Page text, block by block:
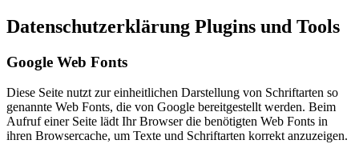
Datenschutzerklärung Plugins und Tools
Google Web Fonts
Diese Seite nutzt zur einheitlichen Darstellung von Schriftarten so
genannte Web Fonts, die von Google bereitgestellt werden. Beim
Aufruf einer Seite lädt Ihr Browser die benötigten Web Fonts in
ihren Browsercache, um Texte und Schriftarten korrekt anzuzeigen.